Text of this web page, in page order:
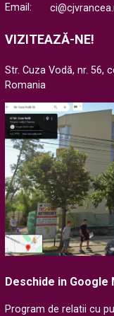
Email:
VIZITEAZĂ-NE!
Str. Cuza Vodă, nr. 56,
Romania
Deschide in Google
Program de relatii cu